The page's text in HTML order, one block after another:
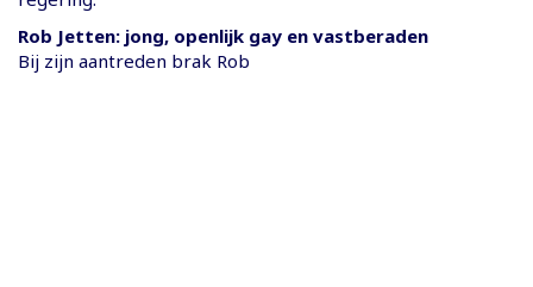
Rob Jetten: jong, openlijk gay en vastberaden
Bij zijn aantreden brak Rob